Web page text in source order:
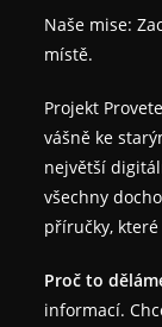
Naše mise:
místě.
Projekt
vášně ke
největší
všechny
příručky,
Proč to
informací.